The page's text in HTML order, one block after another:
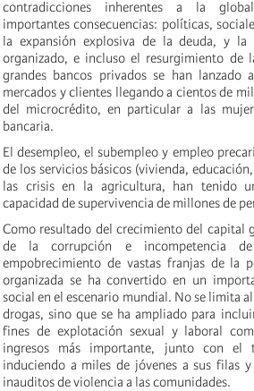
contradicciones inherentes a la
importantes consecuencias: políticas,
la expansión explosiva de la deuda, y la
organizado, e incluso el resurgimiento de
grandes bancos privados se han lanzado
mercados y clientes llegando a cientos de
del microcrédito, en particular a las
bancaria.
El desempleo, el subempleo y empleo
de los servicios básicos (vivienda,
las crisis en la agricultura, han tenido
capacidad de supervivencia de millones de
Como resultado del crecimiento del capital
de la corrupción e incompetencia
empobrecimiento de vastas franjas de la
organizada se ha convertido en un
social en el escenario mundial. No se limita
drogas, sino que se ha ampliado para
fines de explotación sexual y laboral
ingresos más importante, junto con el
induciendo a miles de jóvenes a sus filas
inauditos de violencia a las comunidades.